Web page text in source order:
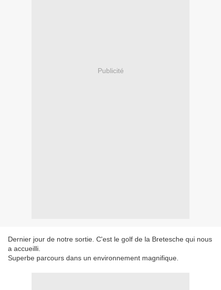
Publicité
Dernier jour de notre sortie. C'est le golf de la Bretesche qui nous
a accueilli.
Superbe parcours dans un environnement magnifique.